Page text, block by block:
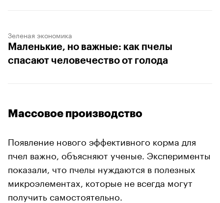
Зеленая экономика
Маленькие, но важные: как пчелы
спасают человечество от голода
Массовое производство
Появление нового эффективного корма для
пчел важно, объясняют ученые. Эксперименты
показали, что пчелы нуждаются в полезных
микроэлементах, которые не всегда могут
получить самостоятельно.